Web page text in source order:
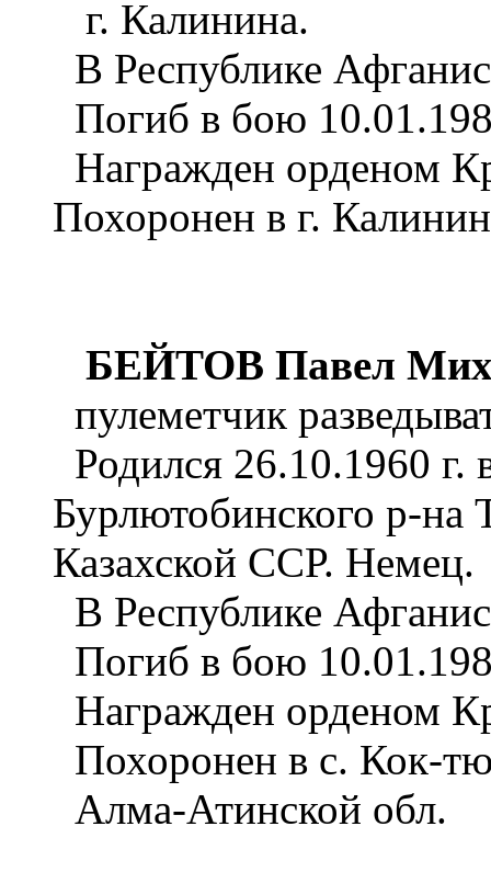
г. Калинина.
В Республике
Погиб в бою
Награжден орденом
Похоронен в г.
БЕЙТОВ Павел
пулеметчик
Родился 26.10.1960 г.
Бурлютобинского р-на
Казахской ССР. Немец.
В Республике
Погиб в бою
Награжден орденом
Похоронен в с. Кок-
Алма-Атинской обл.